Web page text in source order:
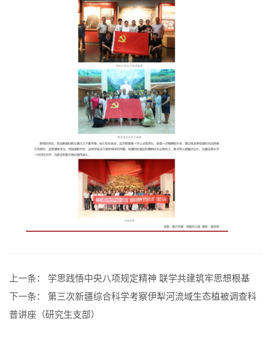
上一条： 学思践悟中央八项规定精神 联学共建筑牢思想根基
下一条： 第三次新疆综合科学考察伊犁河流域生态植被调查科
普讲座（研究生支部）